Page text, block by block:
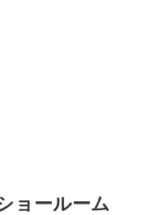
ョールーム